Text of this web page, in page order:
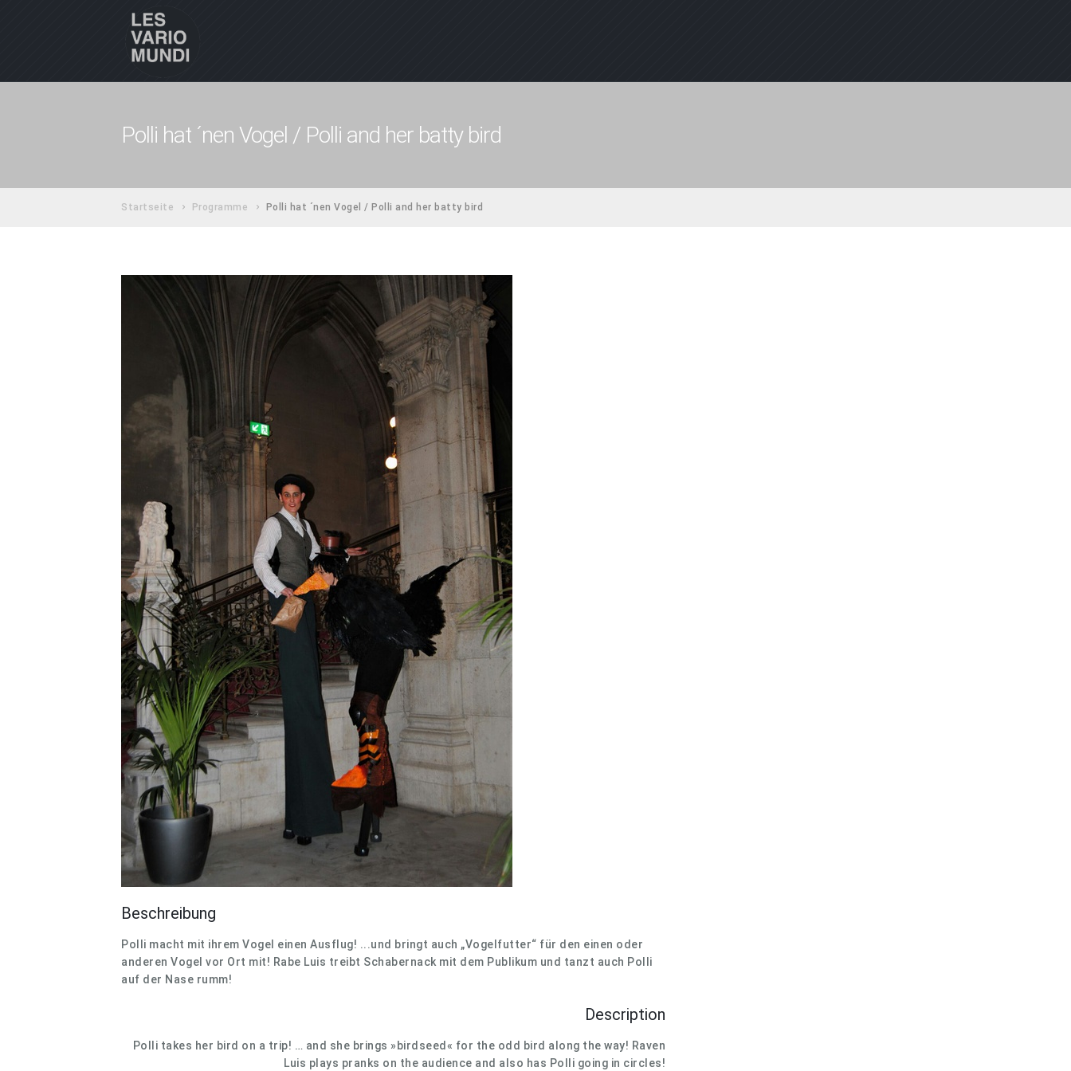
Polli hat ´nen Vogel / Polli and her batty bird
Startseite Programme Polli hat ´nen Vogel / Polli and her batty bird
Beschreibung
Polli macht mit ihrem Vogel einen Ausflug! ...und bringt auch „Vogelfutter“ für den einen oder
anderen Vogel vor Ort mit! Rabe Luis treibt Schabernack mit dem Publikum und tanzt auch Polli
auf der Nase rumm!
Description
Polli takes her bird on a trip! … and she brings »birdseed« for the odd bird along the way! Raven
Luis plays pranks on the audience and also has Polli going in circles!